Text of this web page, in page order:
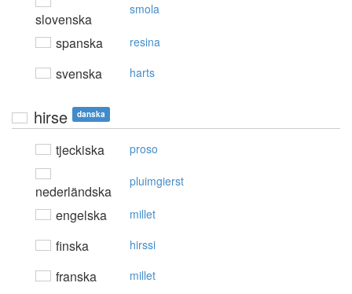
slovenska
smola
spanska resina
svenska harts
hirse danska
tjeckiska proso
nederländska
pluimgierst
engelska millet
finska hirssi
franska millet